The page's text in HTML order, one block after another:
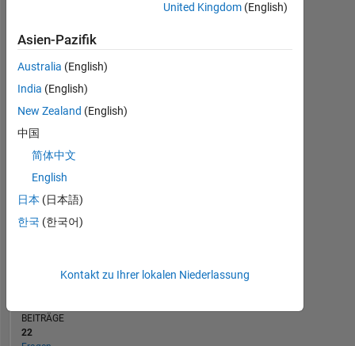
BEITRÄGE L
0
3
4
RANG
of
REPUTATION
BEITRÄGE
22
United Kingdom (English)
Asien-Pazifik
Australia (English)
India (English)
New Zealand (English)
中国
简体中文
English
日本 (日本語)
한국 (한국어)
Kontakt zu Ihrer lokalen Niederlassung